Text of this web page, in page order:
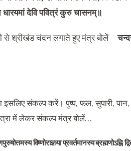
धारयमां देवि पवित्रं कुरु चासनम्॥
से श्रीखंड चंदन लगाते हुए मंत्र बोलें –
इसलिए संकल्प करें। पुष्प,फल,सुपारी,पान,
में लेकर संकल्प मंत्र बोलें…
विष्णोराज्ञया प्रवर्तमानस्य ब्रह्मणोऽह्नि